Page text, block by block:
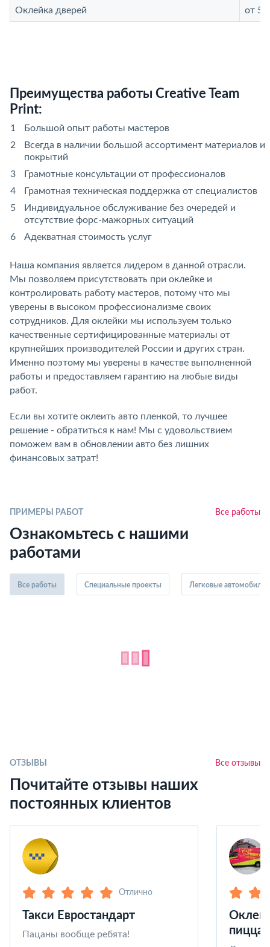
Оклейка дверей от
Преимущества работы Creative Team
Print:
Большой опыт работы мастеров
Всегда в наличии большой ассортимент материалов и
покрытий
Грамотные консультации от профессионалов
Грамотная техническая поддержка от специалистов
Индивидуальное обслуживание без очередей и
отсутствие форс-мажорных ситуаций
Адекватная стоимость услуг
Наша компания является лидером в данной отрасли.
Мы позволяем присутствовать при оклейке и
контролировать работу мастеров, потому что мы
уверены в высоком профессионализме своих
сотрудников. Для оклейки мы используем только
качественные сертифицированные материалы от
крупнейших производителей России и других стран.
Именно поэтому мы уверены в качестве выполненной
работы и предоставляем гарантию на любые виды
работ.
Если вы хотите оклеить авто пленкой, то лучшее
решение - обратиться к нам! Мы с удовольствием
поможем вам в обновлении авто без лишних
финансовых затрат!
ПРИМЕРЫ РАБОТ Все работы
Ознакомьтесь с нашими
работами
Все работы Специальные проекты Легковые автомобили
ОТЗЫВЫ Все отзывы
Почитайте отзывы наших
постоянных клиентов
Отлично
Такси Евростандарт
Пацаны вообще ребята!
пицца